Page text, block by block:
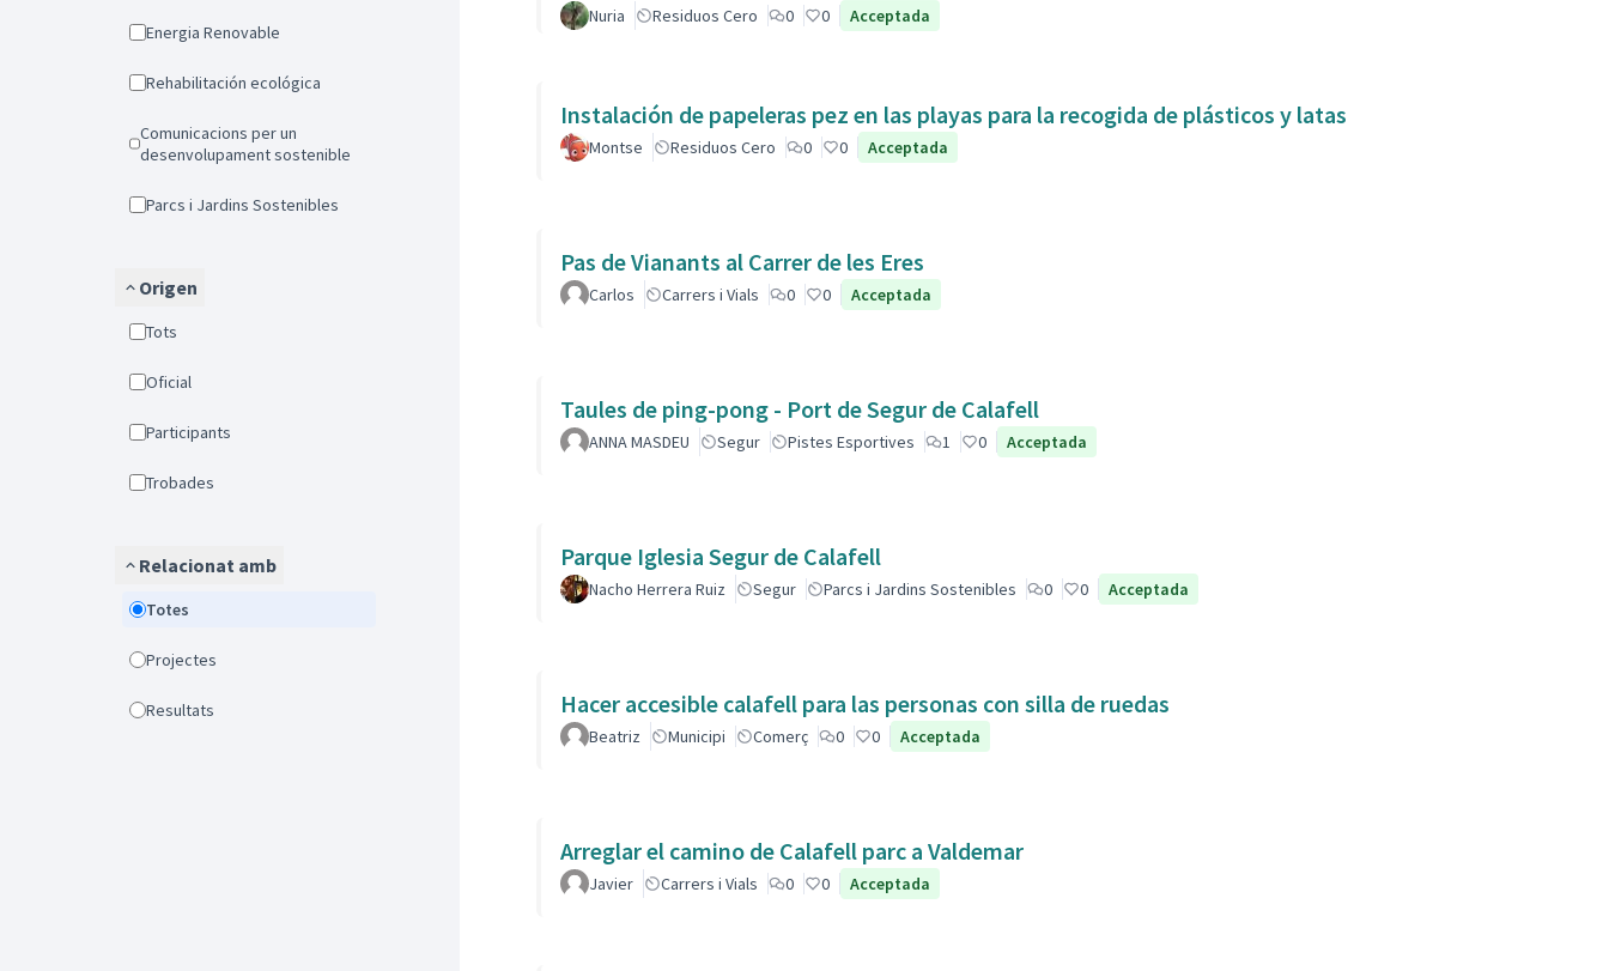
Energia Renovable
Rehabilitación ecológica
Comunicacions per un
desenvolupament sostenible
Parcs i Jardins Sostenibles
Origen
Tots
Oficial
Participants
Trobades
Relacionat amb
Totes
Projectes
Resultats
Nuria Residuos Cero 0 0 Acceptada
Instalación de papeleras pez en las playas para la recogida de plásticos y latas
Montse Residuos Cero 0 0 Acceptada
Pas de Vianants al Carrer de les Eres
Carlos Carrers i Vials 0 0 Acceptada
Taules de ping-pong - Port de Segur de Calafell
ANNA MASDEU Segur Pistes Esportives 1 0 Acceptada
Parque Iglesia Segur de Calafell
Nacho Herrera Ruiz Segur Parcs i Jardins Sostenibles 0 0 Acceptada
Hacer accesible calafell para las personas con silla de ruedas
Beatriz Municipi Comerç 0 0 Acceptada
Arreglar el camino de Calafell parc a Valdemar
Javier Carrers i Vials 0 0 Acceptada